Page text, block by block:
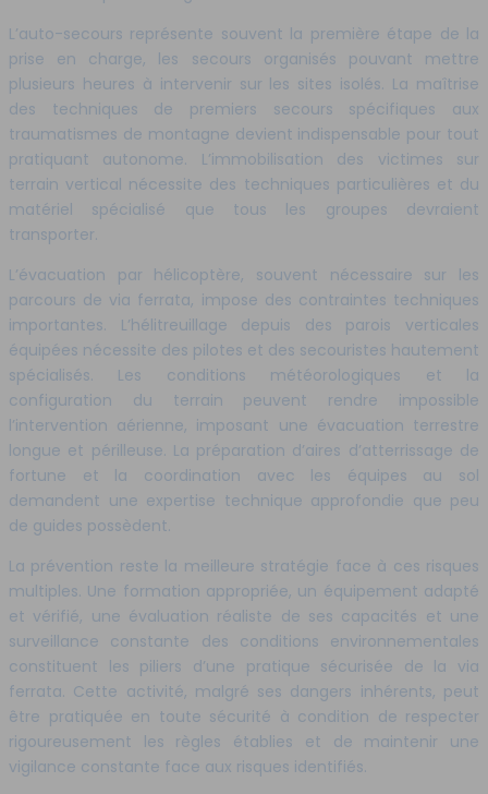
L’auto-secours représente souvent la première étape de la
prise en charge, les secours organisés pouvant mettre
plusieurs heures à intervenir sur les sites isolés. La maîtrise
des techniques de premiers secours spécifiques aux
traumatismes de montagne devient indispensable pour tout
pratiquant autonome. L’immobilisation des victimes sur
terrain vertical nécessite des techniques particulières et du
matériel spécialisé que tous les groupes devraient
transporter.
L’évacuation par hélicoptère, souvent nécessaire sur les
parcours de via ferrata, impose des contraintes techniques
importantes. L’hélitreuillage depuis des parois verticales
équipées nécessite des pilotes et des secouristes hautement
spécialisés. Les conditions météorologiques et la
configuration du terrain peuvent rendre impossible
l’intervention aérienne, imposant une évacuation terrestre
longue et périlleuse. La préparation d’aires d’atterrissage de
fortune et la coordination avec les équipes au sol
demandent une expertise technique approfondie que peu
de guides possèdent.
La prévention reste la meilleure stratégie face à ces risques
multiples. Une formation appropriée, un équipement adapté
et vérifié, une évaluation réaliste de ses capacités et une
surveillance constante des conditions environnementales
constituent les piliers d’une pratique sécurisée de la via
ferrata. Cette activité, malgré ses dangers inhérents, peut
être pratiquée en toute sécurité à condition de respecter
rigoureusement les règles établies et de maintenir une
vigilance constante face aux risques identifiés.